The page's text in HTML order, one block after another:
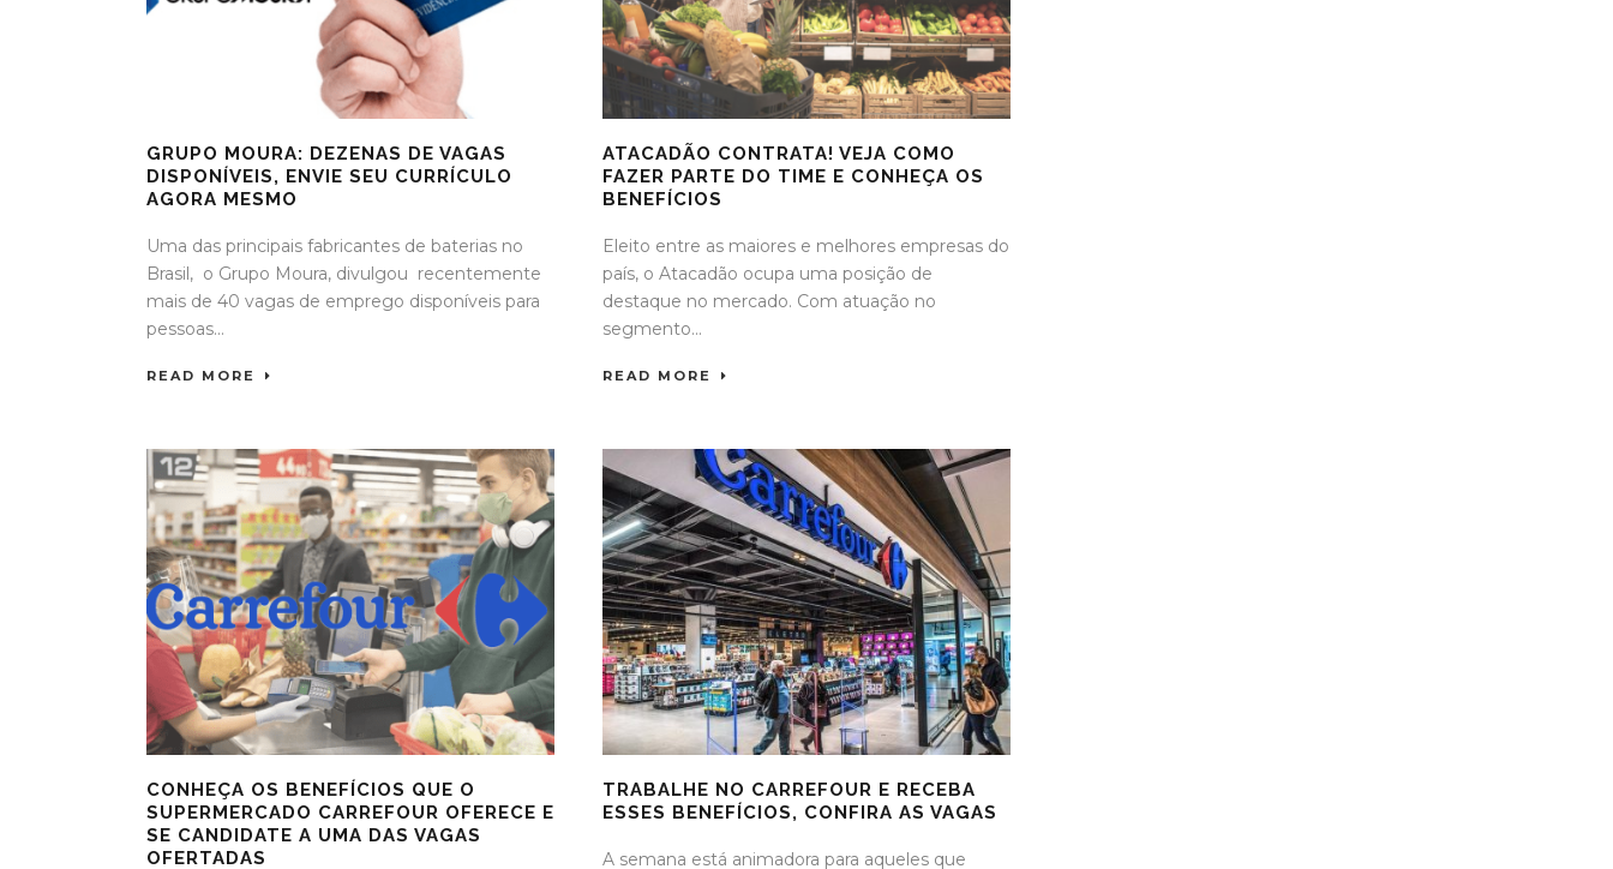
GRUPO MOURA: DEZENAS DE VAGAS
DISPONÍVEIS, ENVIE SEU CURRÍCULO
AGORA MESMO
Uma das principais fabricantes de baterias no
Brasil, o Grupo Moura, divulgou recentemente
mais de 40 vagas de emprego disponíveis para
pessoas...
READ MORE
ATACADÃO CONTRATA! VEJA COMO
FAZER PARTE DO TIME E CONHEÇA OS
BENEFÍCIOS
Eleito entre as maiores e melhores empresas do
país, o Atacadão ocupa uma posição de
destaque no mercado. Com atuação no
segmento...
READ MORE
CONHEÇA OS BENEFÍCIOS QUE O
SUPERMERCADO CARREFOUR OFERECE E
SE CANDIDATE A UMA DAS VAGAS
OFERTADAS
TRABALHE NO CARREFOUR E RECEBA
ESSES BENEFÍCIOS, CONFIRA AS VAGAS
A semana está animadora para aqueles que